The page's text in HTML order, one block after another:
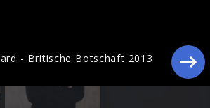
- Britische Botschaft 2013